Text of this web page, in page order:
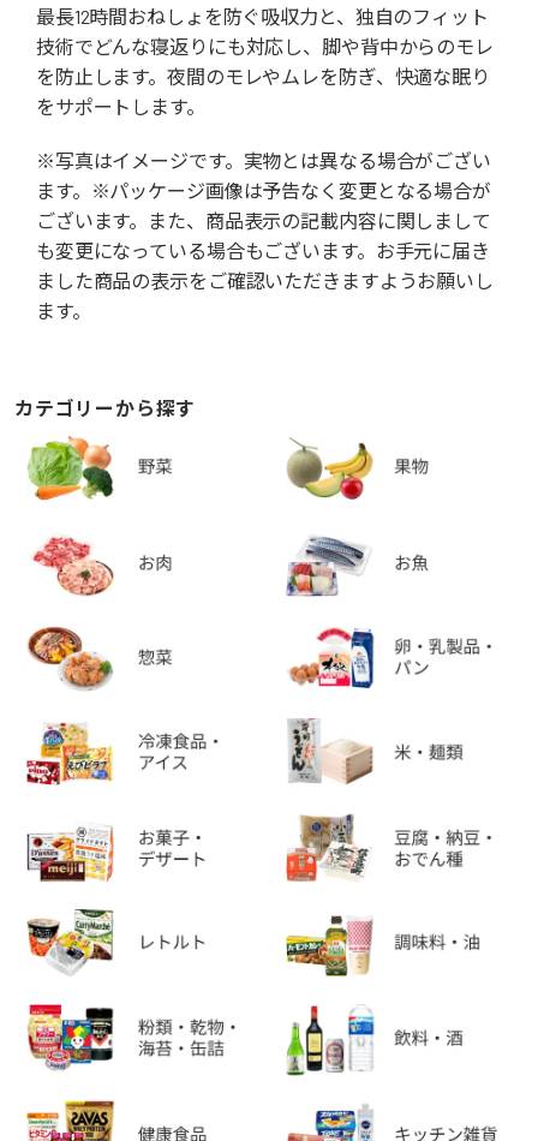
最長12時間おねしょを防ぐ吸収力と、独自のフィット
技術でどんな寝返りにも対応し、脚や背中からのモレ
を防止します。夜間のモレやムレを防ぎ、快適な眠り
をサポートします。
※写真はイメージです。実物とは異なる場合がござい
ます。※パッケージ画像は予告なく変更となる場合が
ございます。また、商品表示の記載内容に関しまして
も変更になっている場合もございます。お手元に届き
ました商品の表示をご確認いただきますようお願いし
ます。
カテゴリーから探す